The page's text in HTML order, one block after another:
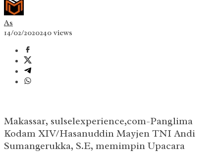
As
14/02/2020240 views
Makassar, sulselexperience,com-Panglima
Kodam XIV/Hasanuddin Mayjen TNI Andi
Sumangerukka, S.E, memimpin Upacara